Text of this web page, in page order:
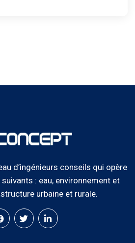
d’ingénieurs conseils qui opère
: eau, environnement et
urbaine et rurale.